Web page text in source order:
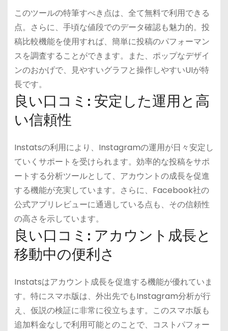
このツールの特筆すべき点は、全て無料で利用できる
点。さらに、手頃な値段でのデータ確認も魅力的。投
稿比較機能を使用すれば、簡単に投稿のパフォーマン
スを調査することができます。また、ポップなデザイ
ンのおかげで、見やすいグラフと操作しやすいUIが特
長です。
良い口コミ: 安定した運用と高
い信頼性
Instatsの利用により、Instagramの運用が日々安定し
ていくサポートを受けられます。効率的な投稿をサポ
ートする分析ツールとして、アカウントの成長を促進
する機能が充実しています。さらに、Facebook社の
公式アプリレビューに通過している点も、その信頼性
の高さを示しています。
良い口コミ: アカウント成長と
移動中の便利さ
Instatsはアカウント成長を促進する機能が優れていま
す。特にスマホ版は、外出先でもInstagram分析が行
え、仮説の検証に非常に役立ちます。このスマホ版も
追加料金なしで利用可能とのことで、コストパフォー